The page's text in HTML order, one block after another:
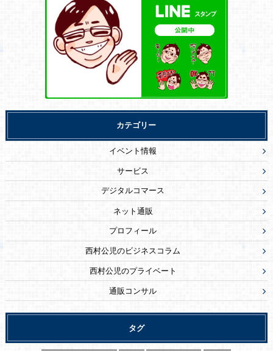
カテゴリー
イベント情報
サービス
デジタルコマース
ネット通販
プロフィール
西村公児のビジネスコラム
西村公児のプライベート
通販コンサル
タグ